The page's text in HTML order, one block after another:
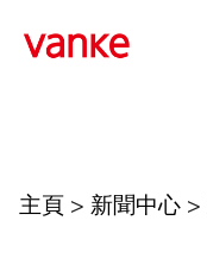
主頁 > 新聞中心 >